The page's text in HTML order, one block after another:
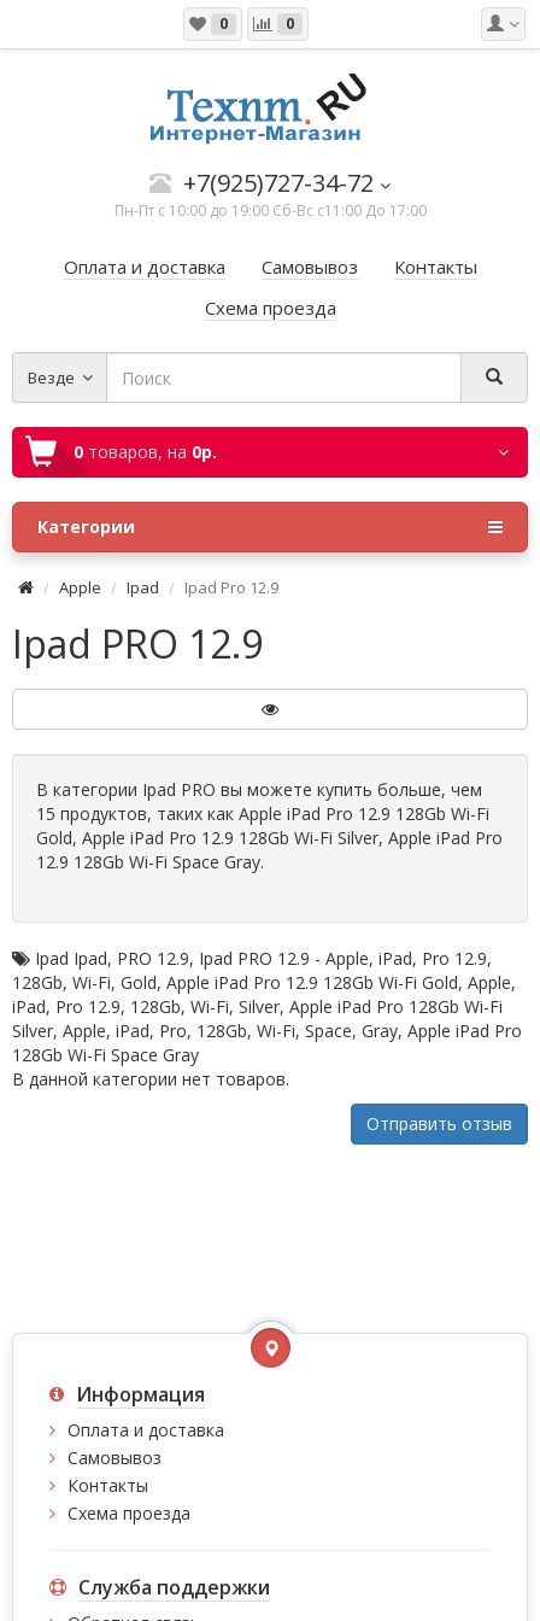
0 0
+7(925)727-34-72
Пн-Пт с 10:00 до 19:00 Сб-Вс с11:00 До 17:00
Оплата и доставка Самовывоз
Контакты
Схема проезда
Везде
0 товаров, на 0р.
Категории
Apple Ipad Ipad Pro 12.9
Ipad PRO 12.9
В категории Ipad PRO вы можете купить больше, чем
15 продуктов, таких как Apple iPad Pro 12.9 128Gb Wi-Fi
Gold, Apple iPad Pro 12.9 128Gb Wi-Fi Silver, Apple iPad Pro
12.9 128Gb Wi-Fi Space Gray.
Ipad Ipad, PRO 12.9, Ipad PRO 12.9 - Apple, iPad, Pro 12.9,
128Gb, Wi-Fi, Gold, Apple iPad Pro 12.9 128Gb Wi-Fi Gold, Apple,
iPad, Pro 12.9, 128Gb, Wi-Fi, Silver, Apple iPad Pro 128Gb Wi-Fi
Silver, Apple, iPad, Pro, 128Gb, Wi-Fi, Space, Gray, Apple iPad Pro
128Gb Wi-Fi Space Gray
В данной категории нет товаров.
Отправить отзыв
Информация
Оплата и доставка
Самовывоз
Контакты
Схема проезда
Служба поддержки